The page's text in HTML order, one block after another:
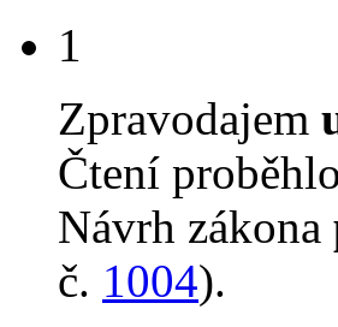
1
Zpravodajem
Čtení
Návrh zákona
č. 1004).